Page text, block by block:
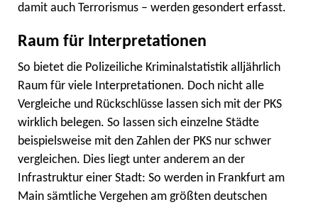
damit auch Terrorismus – werden gesondert erfasst.
Raum für Interpretationen
So bietet die Polizeiliche Kriminalstatistik alljährlich
Raum für viele Interpretationen. Doch nicht alle
Vergleiche und Rückschlüsse lassen sich mit der PKS
wirklich belegen. So lassen sich einzelne Städte
beispielsweise mit den Zahlen der PKS nur schwer
vergleichen. Dies liegt unter anderem an der
Infrastruktur einer Stadt: So werden in Frankfurt am
Main sämtliche Vergehen am größten deutschen